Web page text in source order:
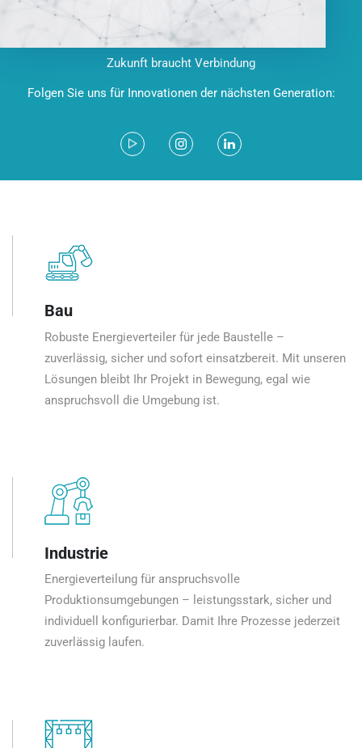
Zukunft braucht Verbindung
Folgen Sie uns für Innovationen der nächsten Generation:
Bau
Robuste Energieverteiler für jede Baustelle –
zuverlässig, sicher und sofort einsatzbereit. Mit unseren
Lösungen bleibt Ihr Projekt in Bewegung, egal wie
anspruchsvoll die Umgebung ist.
Industrie
Energieverteilung für anspruchsvolle
Produktionsumgebungen – leistungsstark, sicher und
individuell konfigurierbar. Damit Ihre Prozesse jederzeit
zuverlässig laufen.